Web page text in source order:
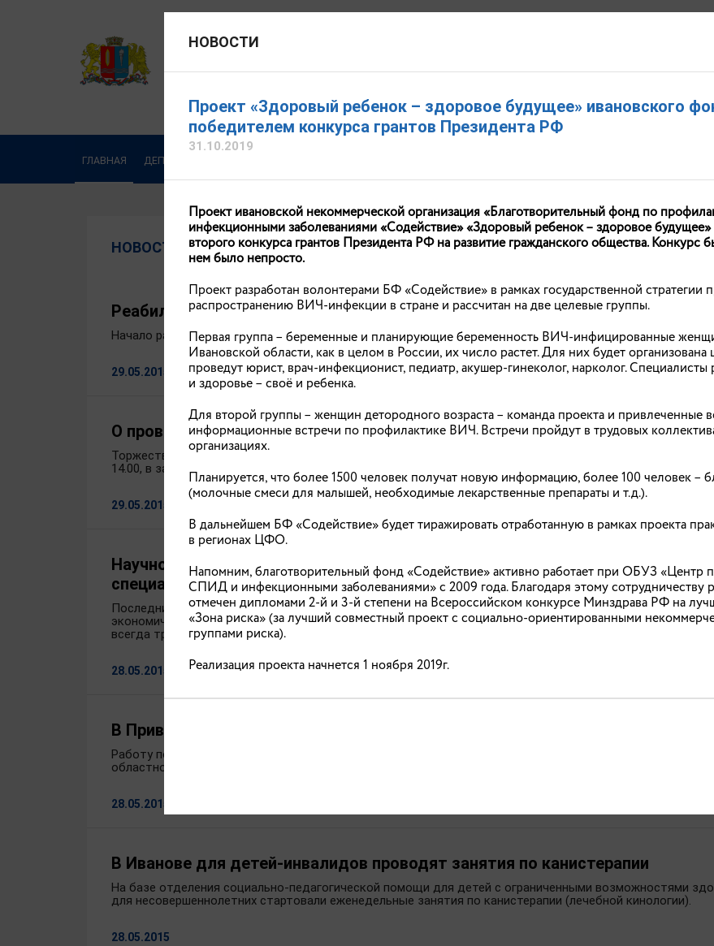
ГЛАВНАЯ ДЕПАРТАМЕНТ
НОВОСТИ АНОНСЫ
Реабилитационное педиатрическое отделение в д. Ломы начало свою
Начало работу круглосуточное реабилитационное педиатрическое отделение с 27.05.2015 в деревне
29.05.2015
О проведении торжественного мероприятия, посвященного 70-летию со
Торжественное мероприятие, посвященное празднованию 70-летнего юбилея со дня основания
14.00, в зале областной филармонии (ул. Красной Армии, д.82).
29.05.2015
Научно-практическая конференция «Заболевания молочных желез в
специальностей»
Последние два десятилетия характеризуются значительным ростом заболеваний молочной железы,
экономически развитых стран. Каждый год тысячи женщин обнаруживают у себя в молочной железе
всегда тревожно, независимо от того, какой эта опухоль в конечном итоге окажется.
28.05.2015
В Приволжске торжественно открыта подстанция скорой медицинской
Работу подстанции скорой медицинской помощи в городе Приволжске Ивановской области оценили
областной Думы Анатолий Буров и начальник регионального департамента здравоохранения Михаил
28.05.2015
В Иванове для детей-инвалидов проводят занятия по канистерапии
На базе отделения социально-педагогической помощи для детей с ограниченными возможностями
для несовершеннолетних стартовали еженедельные занятия по канистерапии (лечебной кинологии).
28.05.2015
НОВОСТИ
Проект «Здоровый ребенок – здоровое будущее» ивановского
победителем конкурса грантов Президента РФ
31.10.2019
Проект ивановской некоммерческой организация «Благотворительный фонд по
инфекционными заболеваниями «Содействие» «Здоровый ребенок – здоровое
второго конкурса грантов Президента РФ на развитие гражданского общества. Конкурс
нем было непросто.
Проект разработан волонтерами БФ «Содействие» в рамках государственной стратегии
распространению ВИЧ-инфекции в стране и рассчитан на две целевые группы.
Первая группа – беременные и планирующие беременность ВИЧ-инфицированные
Ивановской области, как в целом в России, их число растет. Для них будет организована
проведут юрист, врач-инфекционист, педиатр, акушер-гинеколог, нарколог. Специалисты
и здоровье – своё и ребенка.
Для второй группы – женщин детородного возраста – команда проекта и привлеченные
информационные встречи по профилактике ВИЧ. Встречи пройдут в трудовых
организациях.
Планируется, что более 1500 человек получат новую информацию, более 100 человек –
(молочные смеси для малышей, необходимые лекарственные препараты и т.д.).
В дальнейшем БФ «Содействие» будет тиражировать отработанную в рамках проекта
в регионах ЦФО.
Напомним, благотворительный фонд «Содействие» активно работает при ОБУЗ «Центр
СПИД и инфекционными заболеваниями» с 2009 года. Благодаря этому сотрудничеству
отмечен дипломами 2-й и 3-й степени на Всероссийском конкурсе Минздрава РФ на
«Зона риска» (за лучший совместный проект с социально-ориентированными
группами риска).
Реализация проекта начнется 1 ноября 2019г.